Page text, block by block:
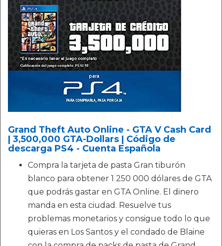
Grand Theft Auto Online - GTA V Cash Card
| 3,500,000 GTA-Dollars | Código de
descarga PS4 - Cuenta Española
Compra la tarjeta de pasta Gran tiburón
blanco para obtener 1 250 000 dólares de GTA
que podrás gastar en GTA Online. El dinero
manda en esta ciudad. Resuelve tus
problemas monetarios y consigue todo lo que
quieras en Los Santos y el condado de Blaine